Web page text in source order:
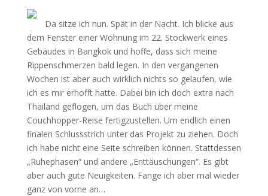
Da sitze ich nun. Spät in der Nacht. Ich blicke aus
dem Fenster einer Wohnung im 22. Stockwerk eines
Gebäudes in Bangkok und hoffe, dass sich meine
Rippenschmerzen bald legen. In den vergangenen
Wochen ist aber auch wirklich nichts so gelaufen, wie
ich es mir erhofft hatte. Dabei bin ich doch extra nach
Thailand geflogen, um das Buch über meine
Couchhopper-Reise fertigzustellen. Um endlich einen
finalen Schlussstrich unter das Projekt zu ziehen. Doch
ich habe nicht eine Seite schreiben können. Stattdessen
„Ruhephasen“ und andere „Enttäuschungen“. Es gibt
aber auch gute Neuigkeiten. Fange ich aber mal wieder
ganz von vorne an…